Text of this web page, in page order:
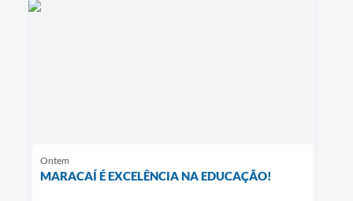
Ontem
MARACAÍ É EXCELÊNCIA NA EDUCAÇÃO!